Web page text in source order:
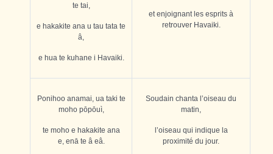
te tai,
e hakakite ana u tau tata te
â,
e hua te kuhane i Havaiki.
et enjoignant les esprits à
retrouver Havaiki.
Ponihoo anamai, ua taki te
moho pōpōuì,
te moho e hakakite ana
e, enā te â eâ.
Soudain chanta l’oiseau du
matin,
l’oiseau qui indique la
proximité du jour.